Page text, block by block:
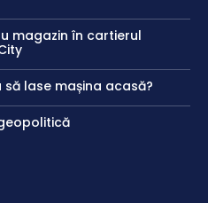
magazin în cartierul
lase mașina acasă?